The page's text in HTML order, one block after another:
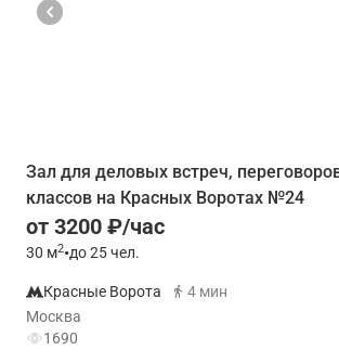
Зал для деловых встреч,
классов на Красных Воротах №24
от 3200 ₽/час
30 м2•до 25 чел.
Красные Ворота
4 мин
Москва
1690